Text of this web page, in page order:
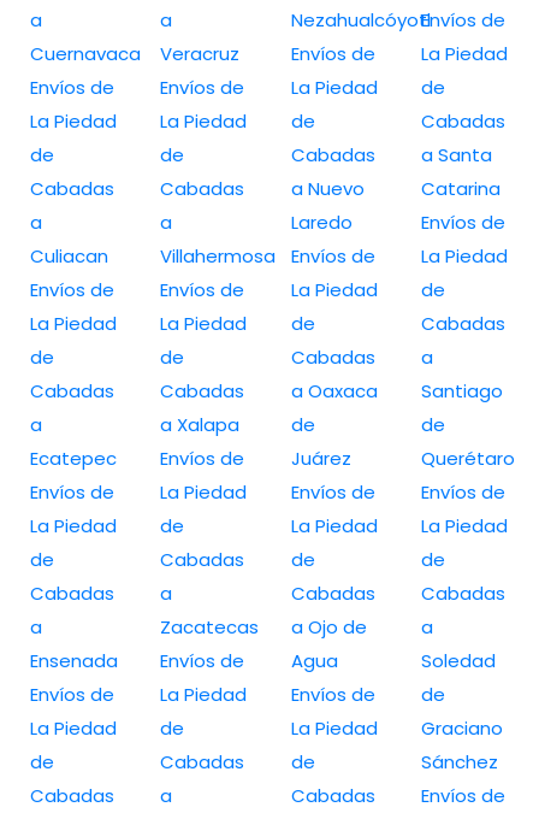
a
Cuernavaca
Envíos de
La Piedad
de
Cabadas
a
Culiacan
Envíos de
La Piedad
de
Cabadas
a
Ecatepec
Envíos de
La Piedad
de
Cabadas
a
Ensenada
Envíos de
La Piedad
de
Cabadas
a
Veracruz
Envíos de
La Piedad
de
Cabadas
a
Villahermosa
Envíos de
La Piedad
de
Cabadas
a Xalapa
Envíos de
La Piedad
de
Cabadas
a
Zacatecas
Envíos de
La Piedad
de
Cabadas
a
Nezahualcóyotl
Envíos de
La Piedad
de
Cabadas
a Nuevo
Laredo
Envíos de
La Piedad
de
Cabadas
a Oaxaca
de
Juárez
Envíos de
La Piedad
de
Cabadas
a Ojo de
Agua
Envíos de
La Piedad
de
Cabadas
Envíos de
La Piedad
de
Cabadas
a Santa
Catarina
Envíos de
La Piedad
de
Cabadas
a
Santiago
de
Querétaro
Envíos de
La Piedad
de
Cabadas
a
Soledad
de
Graciano
Sánchez
Envíos de